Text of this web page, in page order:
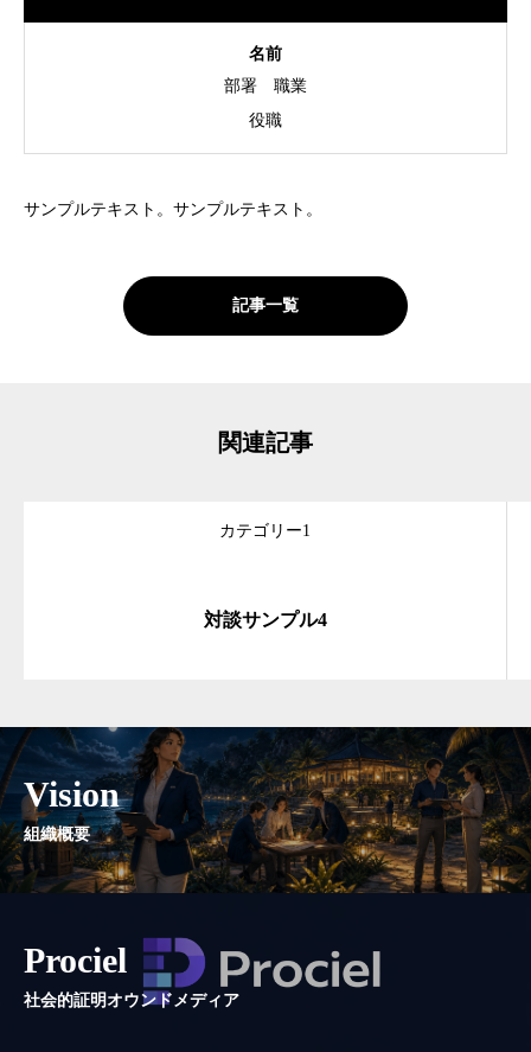
名前
部署
職業
役職
サンプルテキスト。サンプルテキスト。
記事一覧
関連記事
カテゴリー1
対談サンプル4
Vision
組織概要
Prociel
社会的証明オウンドメディア